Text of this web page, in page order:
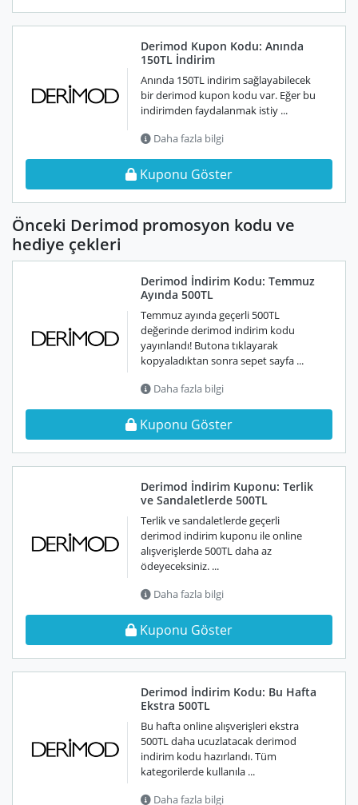
Derimod Kupon Kodu: Anında
150TL İndirim
Anında 150TL indirim sağlayabilecek
bir derimod kupon kodu var. Eğer bu
indirimden faydalanmak istiy ...
Daha fazla bilgi
Kuponu Göster
Önceki Derimod promosyon kodu ve
hediye çekleri
Derimod İndirim Kodu: Temmuz
Ayında 500TL
Temmuz ayında geçerli 500TL
değerinde derimod indirim kodu
yayınlandı! Butona tıklayarak
kopyaladıktan sonra sepet sayfa ...
Daha fazla bilgi
Kuponu Göster
Derimod İndirim Kuponu: Terlik
ve Sandaletlerde 500TL
Terlik ve sandaletlerde geçerli
derimod indirim kuponu ile online
alışverişlerde 500TL daha az
ödeyeceksiniz. ...
Daha fazla bilgi
Kuponu Göster
Derimod İndirim Kodu: Bu Hafta
Ekstra 500TL
Bu hafta online alışverişleri ekstra
500TL daha ucuzlatacak derimod
indirim kodu hazırlandı. Tüm
kategorilerde kullanıla ...
Daha fazla bilgi